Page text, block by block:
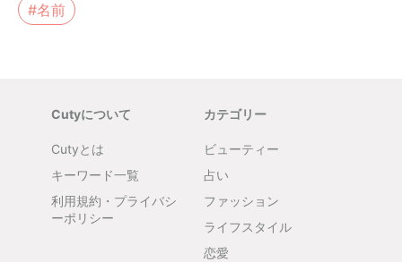
#名前
Cutyについて
Cutyとは
キーワード一覧
利用規約・プライバシ
ーポリシー
カテゴリー
ビューティー
占い
ファッション
ライフスタイル
恋愛